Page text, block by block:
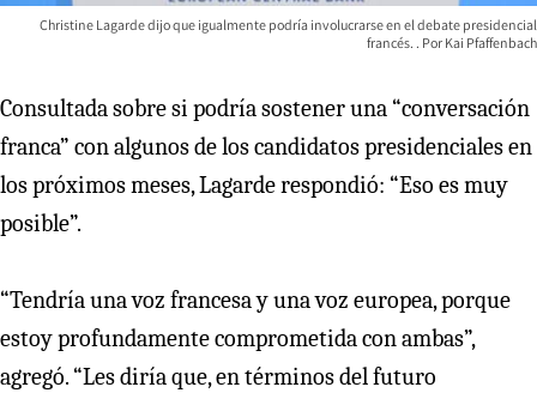
Christine Lagarde dijo que igualmente podría involucrarse en el debate presidencial
francés.
Kai Pfaffenbach
Consultada sobre si podría sostener una “conversación
franca” con algunos de los candidatos presidenciales en
los próximos meses, Lagarde respondió: “Eso es muy
posible”.
“Tendría una voz francesa y una voz europea, porque
estoy profundamente comprometida con ambas”,
agregó. “Les diría que, en términos del futuro